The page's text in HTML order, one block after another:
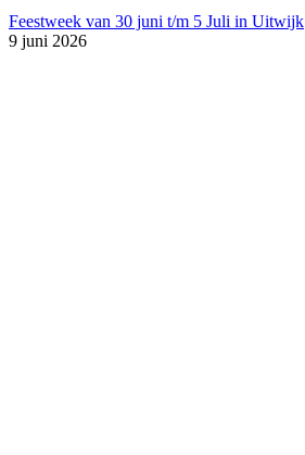
Feestweek van 30 juni t/m 5 Juli in Uitwijk
9 juni 2026